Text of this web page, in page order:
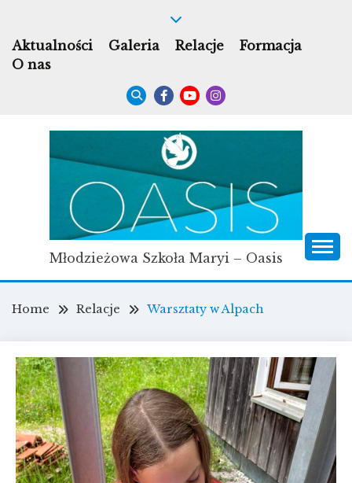
content
Aktualności Galeria Relacje
Formacja
O nas
Młodzieżowa Szkoła Maryi – Oasis
Home Relacje Warsztaty w Alpach